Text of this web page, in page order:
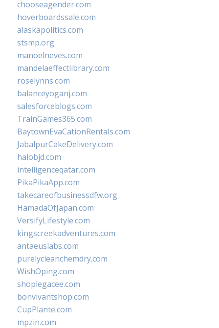
chooseagender.com
hoverboardssale.com
alaskapolitics.com
stsmp.org
manoelneves.com
mandelaeffectlibrary.com
roselynns.com
balanceyoganj.com
salesforceblogs.com
TrainGames365.com
BaytownEvaCationRentals.com
JabalpurCakeDelivery.com
halobjd.com
intelligenceqatar.com
PikaPikaApp.com
takecareofbusinessdfw.org
HamadaOfJapan.com
VersifyLifestyle.com
kingscreekadventures.com
antaeuslabs.com
purelycleanchemdry.com
WishOping.com
shoplegacee.com
bonvivantshop.com
CupPlante.com
mpzin.com